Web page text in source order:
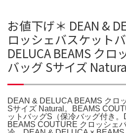
お値下げ＊ DEAN &
ロッシェバスケット
DELUCA BEAMS ク
バッグ Sサイズ
DEAN & DELUCA BEAMS クロ
Sサイズ Natural。BEAMS
ットバッグS（保冷バッグ付き
BEAMS COUTURE クロッシェ